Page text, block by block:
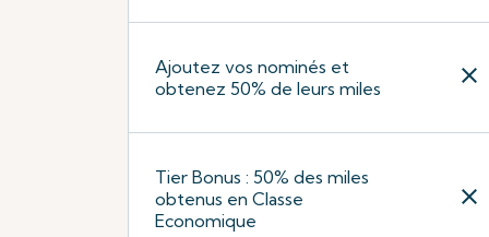
Ajoutez vos nominés et
obtenez 50% de leurs miles
close
Tier Bonus : 50% des miles
obtenus en Classe
Economique
close